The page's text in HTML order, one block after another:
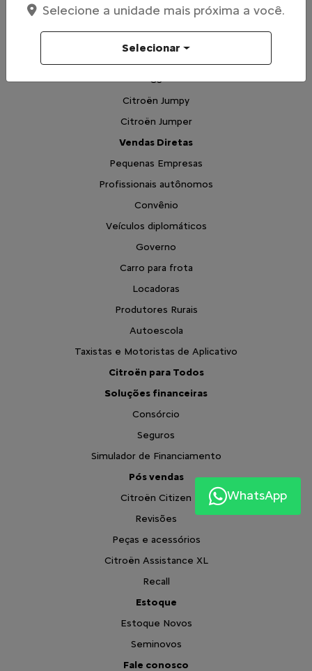
Novos
C3
Citroën Jumpy
Citroën Jumper
Vendas Diretas
Pequenas Empresas
Profissionais autônomos
Convênio
Veículos diplomáticos
Governo
Carro para frota
Locadoras
Produtores Rurais
Autoescola
Taxistas e Motoristas de Aplicativo
Citroën para Todos
Soluções financeiras
Consórcio
Seguros
Simulador de Financiamento
Pós vendas
Citroën Citizen
Revisões
Peças e acessórios
Citroën Assistance XL
Recall
Estoque
Estoque Novos
Seminovos
Fale conosco
WhatsApp
Selecione a unidade mais próxima a você.
Selecionar